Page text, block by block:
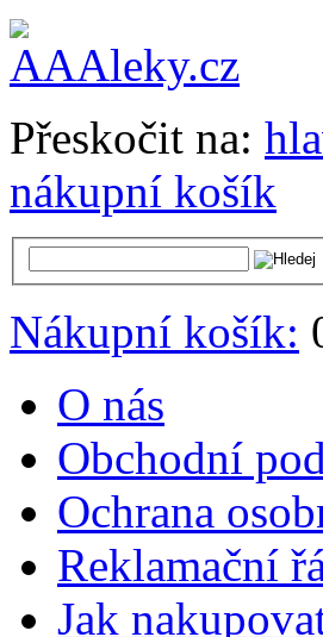
Přeskočit na:
nákupní košík
Nákupní košík:
O nás
Obchodní
Ochrana
Reklamační
Jak